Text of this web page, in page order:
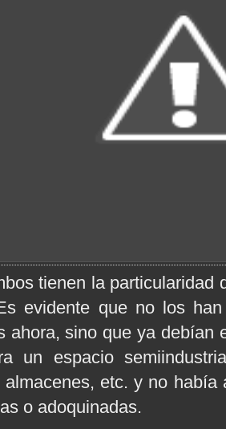
tienen la particularidad
evidente que no los
ahora, sino que ya debían
un espacio
almacenes, etc. y no
o adoquinadas.